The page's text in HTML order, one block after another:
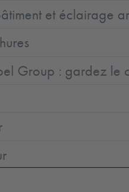
et éclairage
Group : gardez le